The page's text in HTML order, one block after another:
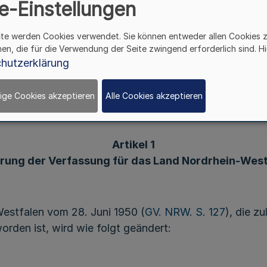
das hiermit verkündet wird:
Gesetz
der Verfassung für das Land Nordrhein-
Artikel 1
der Verfassung für das Land Nordrhein-
vom 28. Juni 1950 (GV. NRW. S. 127), die
ist, wird wie folgt geändert:
Einstellungen
werden Cookies verwendet. Sie können entweder allen Cookies
die für die Verwendung der Seite zwingend erforderlich sind.
Cookies akzeptieren Alle Cookies akzeptieren